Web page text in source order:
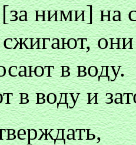
ними] на
в воду.
в воду и